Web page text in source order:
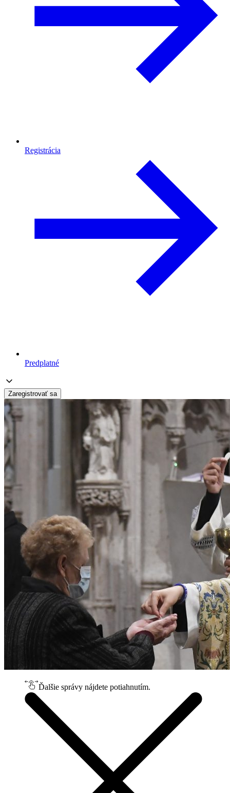
Registrácia
Predplatné
Zaregistrovať sa
Ďalšie správy nájdete potiahnutím.